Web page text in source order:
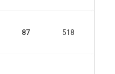
87 518